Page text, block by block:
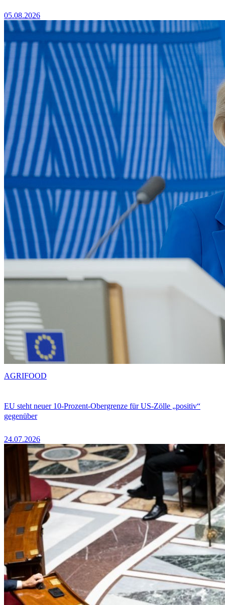
05.08.2026
EU steht neuer 10-Prozent-Obergrenze für US-Zölle „positiv“
gegenüber
24.07.2026
AGRIFOOD